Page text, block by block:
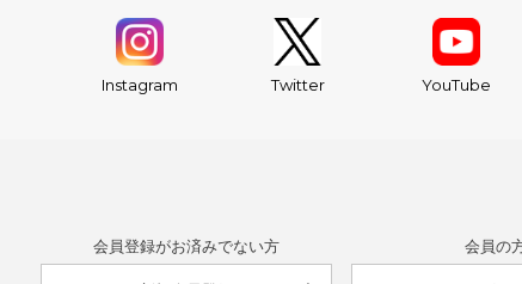
Instagram Twitter YouTube
会員登録がお済みでない方 会員の